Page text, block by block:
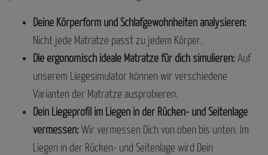
Deine Körperform und Schlafgewohnheiten analysieren:
Nicht jede Matratze passt zu jedem Körper.
Die ergonomisch ideale Matratze für dich simulieren: Auf
unserem Liegesimulator können wir verschiedene
Varianten der Matratze ausprobieren.
Dein Liegeprofil im Liegen in der Rücken- und Seitenlage
vermessen: Wir vermessen Dich von oben bis unten. Im
Liegen in der Rücken- und Seitenlage wird Dein